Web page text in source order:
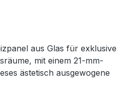
aus Glas für exklusive
mit einem 21-mm-
ästetisch ausgewogene